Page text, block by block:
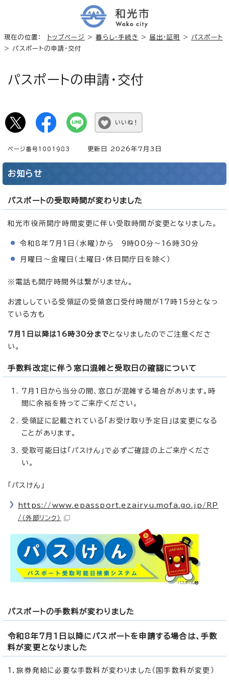
現在の位置： トップページ >暮らし・手続き > 届出・証明 >
パスポート
> パスポートの申請・交付
パスポートの申請・交付
いいね！
ページ番号1001983 更新日 2026年7月3日
お知らせ
パスポートの受取時間が変わりました
和光市役所開庁時間変更に伴い受取時間が変更となりました。
令和8年7月1日（水曜）から 9時00分～16時30分
月曜日～金曜日（土曜日・休日開庁日を除く）
※電話も開庁時間外は繋がりません。
お渡ししている受領証の受領窓口受付時間が17時15分となっ
ている方も
7月1日以降は16時30分までとなりましたのでご注意くださ
い。
手数料改定に伴う窓口混雑と受取日の確認について
7月1日から当分の間、窓口が混雑する場合があります。時
間に余裕を持ってご来庁ください。
受領証に記載されている「お受け取り予定日」は変更になる
ことがあります。
受取可能日は「パスけん」で必ずご確認の上ご来庁くださ
い。
「パスけん」
https://www.epassport.ezairyu.mofa.go.jp/RP
/ （外部リンク）
パスポートの手数料が変わりました
令和8年7月1日以降にパスポートを申請する場合は、手数
料が変更となりました
1．旅券発給に必要な手数料が変わりました（国手数料が変更）